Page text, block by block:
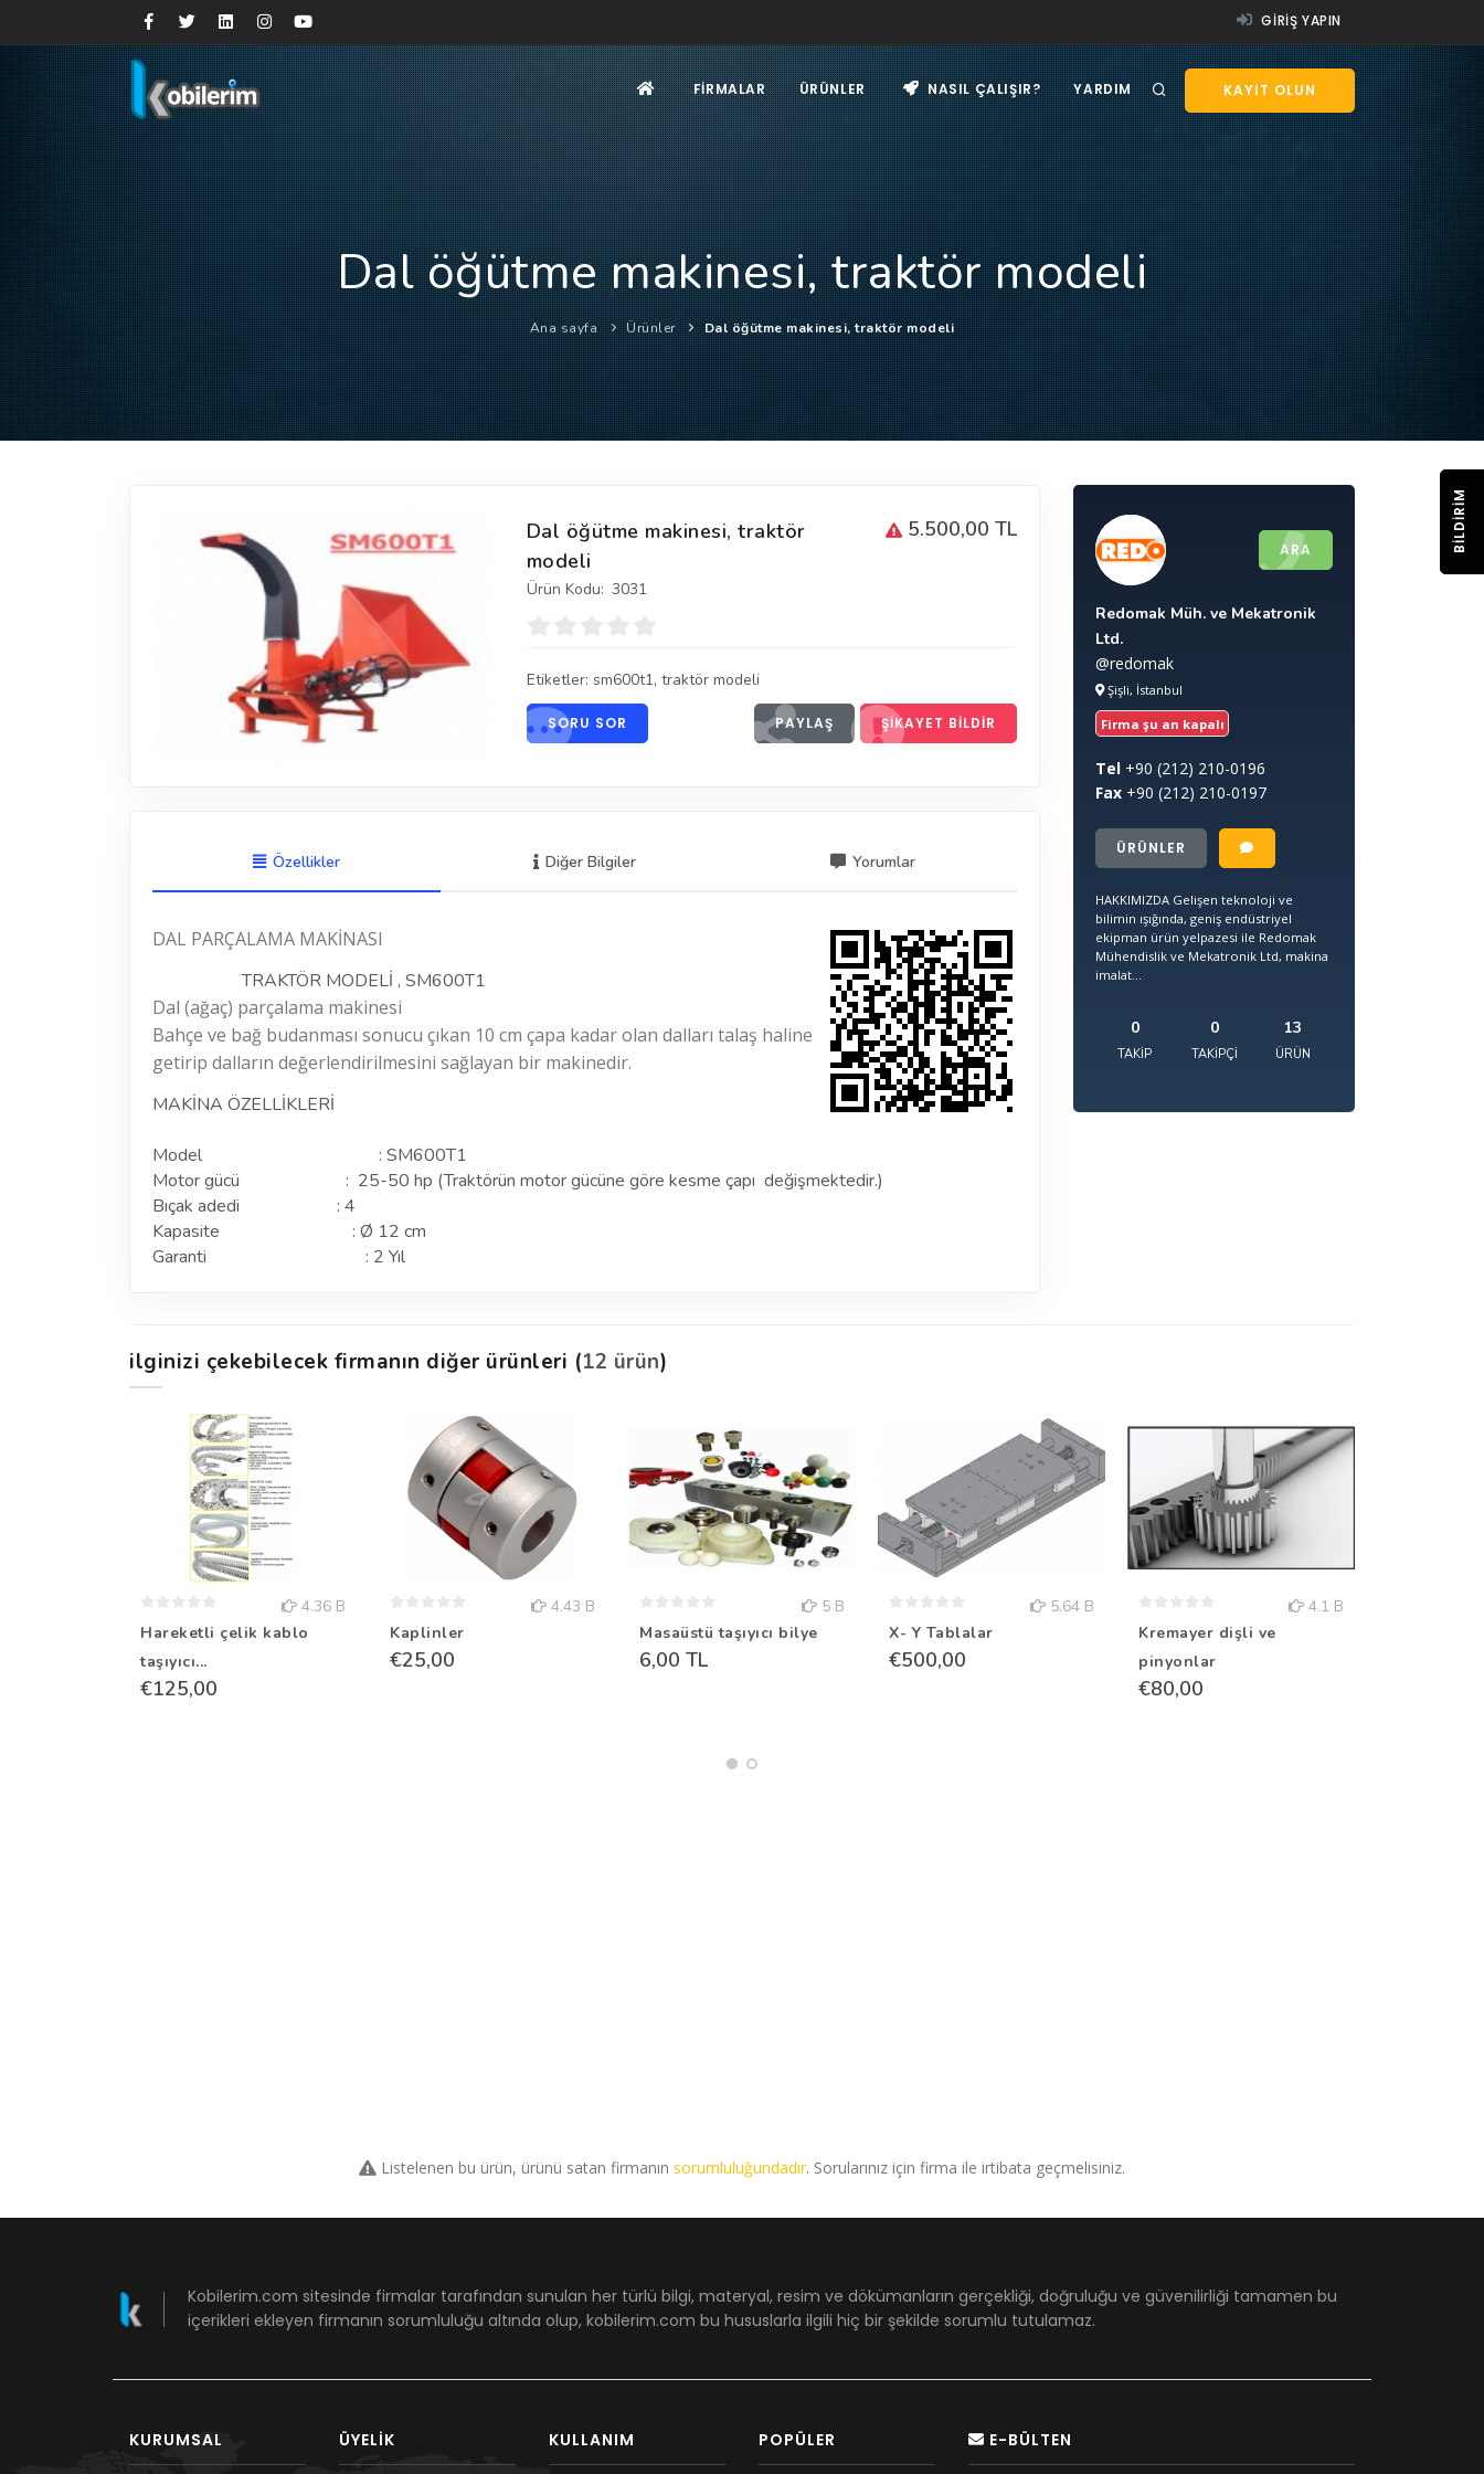
GIRIŞ YAPIN
KAYIT OLUN
FIRMALAR ÜRÜNLER NASIL ÇALIŞIR? YARDIM
Dal öğütme makinesi, traktör modeli
Ana sayfa Ürünler Dal öğütme makinesi, traktör modeli
5.500,00 TL
Dal öğütme makinesi, traktör
modeli
Ürün Kodu: 3031
Etiketler: sm600t1, traktör modeli
SORU SOR PAYLAŞ ŞIKAYET BILDIR
Özellikler Diğer Bilgiler Yorumlar
DAL PARÇALAMA MAKİNASI
TRAKTÖR MODELİ , SM600T1
Dal (ağaç) parçalama makinesi
Bahçe ve bağ budanması sonucu çıkan 10 cm çapa kadar olan dalları talaş haline
getirip dalların değerlendirilmesini sağlayan bir makinedir.
MAKİNA ÖZELLİKLERİ
Model : SM600T1
Motor gücü : 25-50 hp (Traktörün motor gücüne göre kesme çapı değişmektedir.)
Bıçak adedi : 4
Kapasite : Ø 12 cm
Garanti : 2 Yıl
ARA
Redomak Müh. ve Mekatronik
Ltd.
@redomak
Şişli, İstanbul
Firma şu an kapalı
Tel +90 (212) 210-0196
Fax +90 (212) 210-0197
ÜRÜNLER
HAKKIMIZDA Gelişen teknoloji ve
bilimin ışığında, geniş endüstriyel
ekipman ürün yelpazesi ile Redomak
Mühendislik ve Mekatronik Ltd, makina
imalat...
0
TAKIP
0
TAKIPÇI
13
ÜRÜN
ilginizi çekebilecek firmanın diğer ürünleri (12 ürün)
4.36 B
Hareketli çelik kablo
taşıyıcı...
€125,00
4.43 B
Kaplinler
€25,00
5 B
Masaüstü taşıyıcı bilye
6,00 TL
5.64 B
X- Y Tablalar
€500,00
4.1 B
Kremayer dişli ve
pinyonlar
€80,00
Listelenen bu ürün, ürünü satan firmanın sorumluluğundadır. Sorularınız için firma ile irtibata geçmelisiniz.
Kobilerim.com sitesinde firmalar tarafından sunulan her türlü bilgi, materyal, resim ve dökümanların gerçekliği, doğruluğu ve güvenilirliği tamamen bu
içerikleri ekleyen firmanın sorumluluğu altında olup, kobilerim.com bu hususlarla ilgili hiç bir şekilde sorumlu tutulamaz.
KURUMSAL ÜYELIK KULLANIM POPÜLER E-BÜLTEN
BILDIRIM